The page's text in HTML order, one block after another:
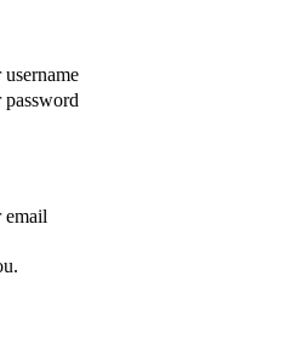
password
email